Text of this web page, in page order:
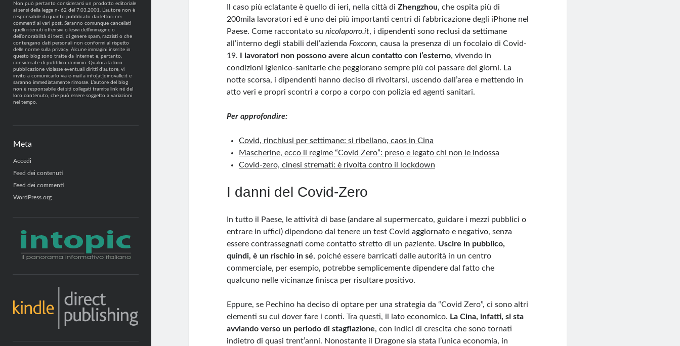
Non può pertanto considerarsi un prodotto editoriale
ai sensi della legge n· 62 del 7.03.2001. L’autore non è
responsabile di quanto pubblicato dai lettori nei
commenti ai vari post. Saranno comunque cancellati
quelli ritenuti offensivi o lesivi dell’immagine o
dell’onorabilità di terzi, di genere spam, razzisti o che
contengano dati personali non conformi al rispetto
delle norme sulla privacy. Alcune immagini inserite in
questo blog sono tratte da Internet e, pertanto,
considerate di pubblico dominio. Qualora la loro
pubblicazione violasse eventuali diritti d’autore, vi
invito a comunicarlo via e-mail a info[at]dinovalle.it e
saranno immediatamente rimosse. L’autore del blog
non è responsabile dei siti collegati tramite link né del
loro contenuto, che può essere soggetto a variazioni
nel tempo.
Meta
Accedi
Feed dei contenuti
Feed dei commenti
WordPress.org
Il caso più eclatante è quello di ieri, nella città diZhengzhou, che ospita più di
200mila lavoratori ed è uno dei più importanti centri di fabbricazione degli iPhone nel
Paese. Come raccontato sunicolaporro.it, i dipendenti sono reclusi da settimane
all’interno degli stabili dell’aziendaFoxconn, causa la presenza di un focolaio di Covid-
19.
I lavoratori non possono avere alcun contatto con l’esterno, vivendo in
condizioni igienico-sanitarie che peggiorano sempre più col passare dei giorni. La
notte scorsa, i dipendenti hanno deciso di rivoltarsi, uscendo dall’area e mettendo in
atto veri e propri scontri a corpo a corpo con polizia ed agenti sanitari.
Per approfondire:
Covid, rinchiusi per settimane: si ribellano, caos in Cina
Mascherine, ecco il regime “Covid Zero”: preso e legato chi non le indossa
Covid-zero, cinesi stremati: è rivolta contro il lockdown
I danni del Covid-Zero
In tutto il Paese, le attività di base (andare al supermercato, guidare i mezzi pubblici o
entrare in uffici) dipendono dal tenere un test Covid aggiornato e negativo, senza
essere contrassegnati come contatto stretto di un paziente. Uscire in pubblico,
quindi, è un rischio in sé, poiché essere barricati dalle autorità in un centro
commerciale, per esempio, potrebbe semplicemente dipendere dal fatto che
qualcuno nelle vicinanze finisca per risultare positivo.
Eppure, se Pechino ha deciso di optare per una strategia da “Covid Zero”, ci sono altri
elementi su cui dover fare i conti. Tra questi, il lato economico. La Cina, infatti, si sta
avviando verso un periodo di stagflazione, con indici di crescita che sono tornati
indietro di quasi trent’anni. Nonostante il Dragone sia stata l’unica economia, in